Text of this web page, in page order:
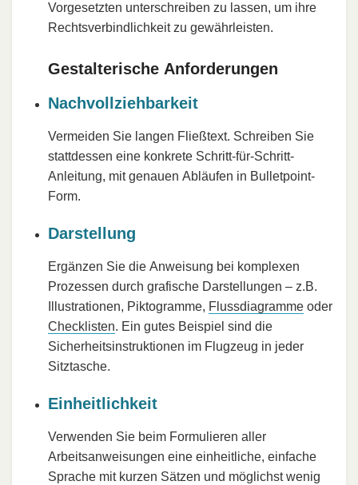
Vorgesetzten unterschreiben zu lassen, um ihre
Rechtsverbindlichkeit zu gewährleisten.
Gestalterische Anforderungen
Nachvollziehbarkeit
Vermeiden Sie langen Fließtext. Schreiben Sie
stattdessen eine konkrete Schritt-für-Schritt-
Anleitung, mit genauen Abläufen in Bulletpoint-
Form.
Darstellung
Ergänzen Sie die Anweisung bei komplexen
Prozessen durch grafische Darstellungen – z.B.
Illustrationen, Piktogramme, Flussdiagramme oder
Checklisten. Ein gutes Beispiel sind die
Sicherheitsinstruktionen im Flugzeug in jeder
Sitztasche.
Einheitlichkeit
Verwenden Sie beim Formulieren aller
Arbeitsanweisungen eine einheitliche, einfache
Sprache mit kurzen Sätzen und möglichst wenig